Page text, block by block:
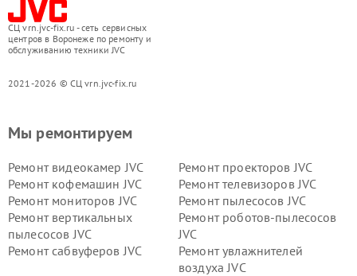
СЦ vrn.jvc-fix.ru - сеть сервисных
центров в Воронеже по ремонту и
обслуживанию техники JVC
2021-2026 © СЦ vrn.jvc-fix.ru
Мы ремонтируем
Ремонт видеокамер JVC
Ремонт проекторов JVC
Ремонт кофемашин JVC
Ремонт телевизоров JVC
Ремонт мониторов JVC
Ремонт пылесосов JVC
Ремонт вертикальных
пылесосов JVC
Ремонт роботов-пылесосов
JVC
Ремонт сабвуферов JVC
Ремонт увлажнителей
воздуха JVC